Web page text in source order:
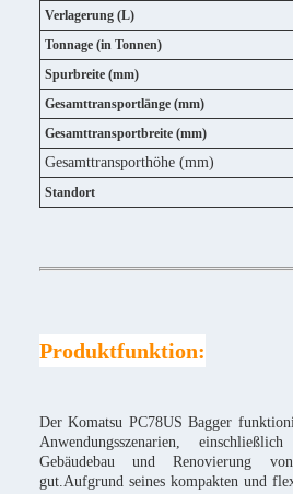
Verlagerung (L)
Tonnage (in Tonnen)
Spurbreite (mm)
Gesamttransportlänge (mm)
Gesamttransportbreite (mm)
Gesamttransporthöhe (mm)
Standort
Produktfunktion:
Der Komatsu PC78US Bagger
Anwendungsszenarien,
Gebäudebau und Renovierung
gut.Aufgrund seines kompakten und